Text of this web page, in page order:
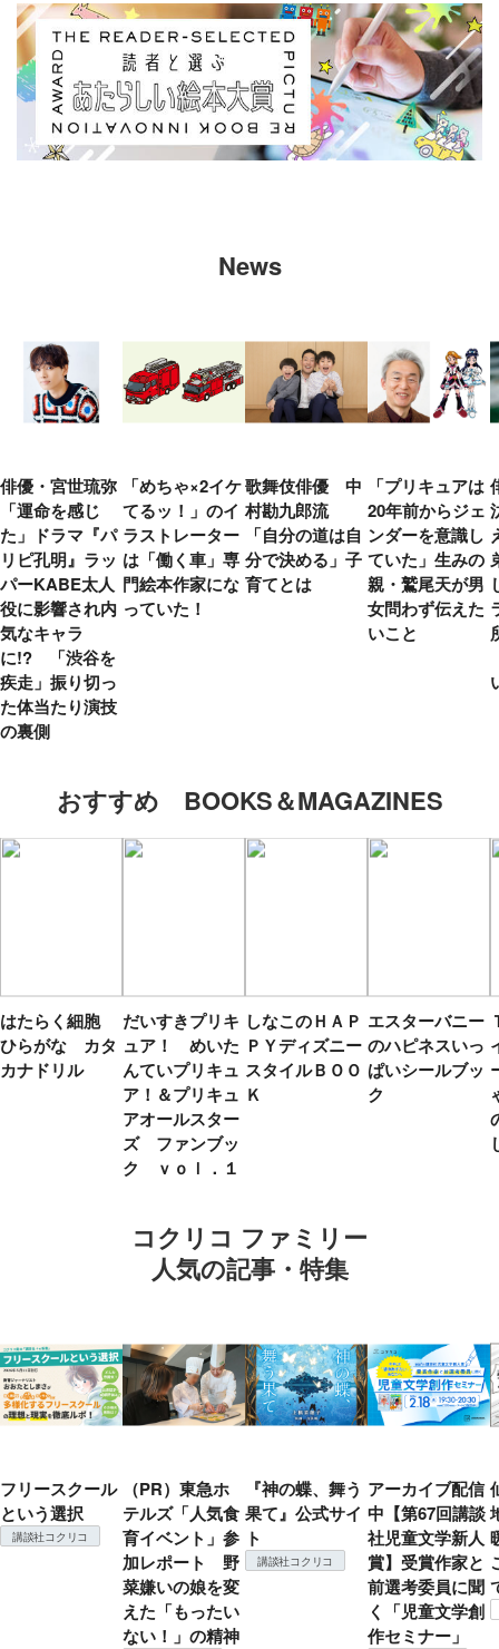
News
俳優・宮世琉弥
「運命を感じ
た」ドラマ『パ
リピ孔明』ラッ
パーKABE太人
役に影響され内
気なキャラ
に!? 「渋谷を
疾走」振り切っ
た体当たり演技
の裏側
「めちゃ×2イケ
てるッ！」のイ
ラストレーター
は「働く車」専
門絵本作家にな
っていた！
歌舞伎俳優 中
村勘九郎流
「自分の道は自
分で決める」子
育てとは
「プリキュアは
20年前からジェ
ンダーを意識し
ていた」生みの
親・鷲尾天が男
女問わず伝えた
いこと
おすすめ BOOKS＆MAGAZINES
はたらく細胞
ひらがな カタ
カナドリル
だいすきプリキ
ュア！ めいた
んていプリキュ
ア！＆プリキュ
アオールスター
ズ ファンブッ
ク ｖｏｌ．１
しなこのＨＡＰ
ＰＹディズニー
スタイルＢＯＯ
Ｋ
エスターバニー
のハピネスいっ
ぱいシールブッ
ク
コクリコ ファミリー
人気の記事・特集
フリースクール
という選択
講談社コクリコ
（PR）東急ホ
テルズ「人気食
育イベント」参
加レポート 野
菜嫌いの娘を変
えた「もったい
ない！」の精神
『神の蝶、舞う
果て』公式サイ
ト
講談社コクリコ
アーカイブ配信
中【第67回講談
社児童文学新人
賞】受賞作家と
前選考委員に聞
く「児童文学創
作セミナー」